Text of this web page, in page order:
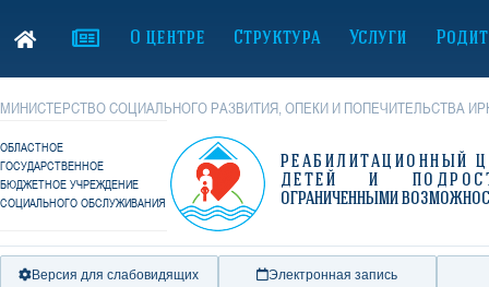
О центре Структура Услуги
МИНИСТЕРСТВО СОЦИАЛЬНОГО РАЗВИТИЯ, ОПЕКИ И ПОПЕЧИТЕЛЬСТВА
ОБЛАСТНОЕ
ГОСУДАРСТВЕННОЕ
БЮДЖЕТНОЕ УЧРЕЖДЕНИЕ
СОЦИАЛЬНОГО ОБСЛУЖИВАНИЯ
РЕАБИЛИТАЦИОННЫЙ
ДЕТЕЙ И
ОГРАНИЧЕННЫМИ
Версия для слабовидящих Электронная запись